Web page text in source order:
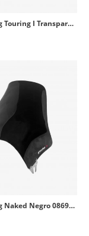
Cúpula Puig Touring I Transparente 0856W para motos de faro redondo
Cúpula Puig Naked Negro 0869N para motos de faro redondo